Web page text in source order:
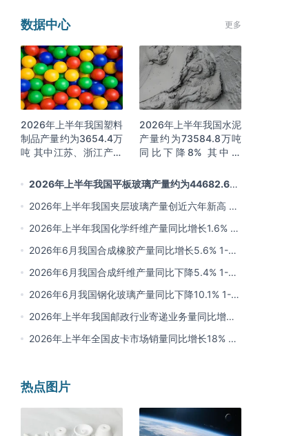
数据中心 更多
2026年上半年我国塑料
制品产量约为3654.4万
吨 其中江苏、浙江产量
16.0%
2026年上半年我国水泥
产量约为73584.8万吨
同比下降8% 其中广
名前三
2026年上半年我国平板玻璃产量约为44682.6万
重量箱 同比下降5.7% 其中河北产量最多 占比16%
2026年上半年我国夹层玻璃产量创近六年新高 约
为7964.8万平方米 同比下降0.9%
2026年上半年我国化学纤维产量同比增长1.6% 其
中浙江、江苏产量分别占比42.03%、31.34%
2026年6月我国合成橡胶产量同比增长5.6% 1-6
月累计产量同比增长6.4%
2026年6月我国合成纤维产量同比下降5.4% 1-6
月累计产量为3815.7万吨 同比增长0.8%
2026年6月我国钢化玻璃产量同比下降10.1% 1-6
月累计产量同比下降8.4%
2026年上半年我国邮政行业寄递业务量同比增长
4.2% 业务收入同比增长6%
2026年上半年全国皮卡市场销量同比增长18% 出
热点图片